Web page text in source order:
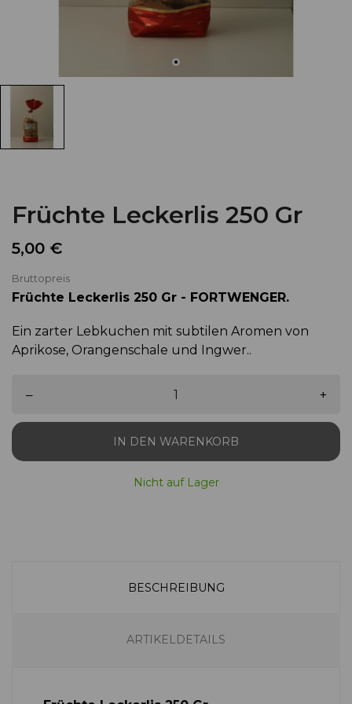
Früchte Leckerlis 250 Gr
5,00 €
Bruttopreis
Früchte Leckerlis 250 Gr - FORTWENGER.
Ein zarter Lebkuchen mit subtilen Aromen von
Aprikose, Orangenschale und Ingwer..
– +
IN DEN WARENKORB
Nicht auf Lager
BESCHREIBUNG
ARTIKELDETAILS